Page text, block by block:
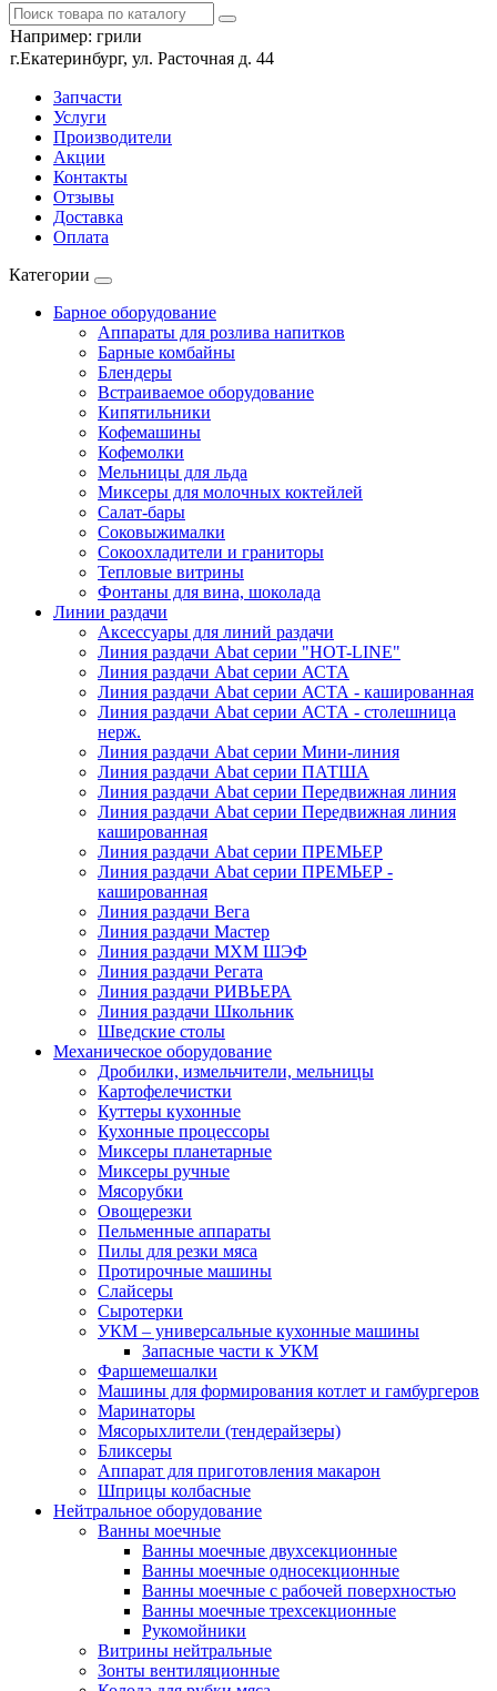
Например: грили
г.Екатеринбург, ул. Расточная д. 44
Запчасти
Услуги
Производители
Акции
Контакты
Отзывы
Доставка
Оплата
Категории
Барное оборудование
Аппараты для розлива напитков
Барные комбайны
Блендеры
Встраиваемое оборудование
Кипятильники
Кофемашины
Кофемолки
Мельницы для льда
Миксеры для молочных коктейлей
Салат-бары
Соковыжималки
Сокоохладители и граниторы
Тепловые витрины
Фонтаны для вина, шоколада
Линии раздачи
Аксессуары для линий раздачи
Линия раздачи Abat серии "HOT-LINE"
Линия раздачи Abat серии АСТА
Линия раздачи Abat серии АСТА - кашированная
Линия раздачи Abat серии АСТА - столешница
нерж.
Линия раздачи Abat серии Мини-линия
Линия раздачи Abat серии ПАТША
Линия раздачи Abat серии Передвижная линия
Линия раздачи Abat серии Передвижная линия
кашированная
Линия раздачи Abat серии ПРЕМЬЕР
Линия раздачи Abat серии ПРЕМЬЕР -
кашированная
Линия раздачи Вега
Линия раздачи Мастер
Линия раздачи МХМ ШЭФ
Линия раздачи Регата
Линия раздачи РИВЬЕРА
Линия раздачи Школьник
Шведские столы
Механическое оборудование
Дробилки, измельчители, мельницы
Картофелечистки
Куттеры кухонные
Кухонные процессоры
Миксеры планетарные
Миксеры ручные
Мясорубки
Овощерезки
Пельменные аппараты
Пилы для резки мяса
Протирочные машины
Слайсеры
Сыротерки
УКМ – универсальные кухонные машины
Запасные части к УКМ
Фаршемешалки
Машины для формирования котлет и гамбургеров
Маринаторы
Мясорыхлители (тендерайзеры)
Бликсеры
Аппарат для приготовления макарон
Шприцы колбасные
Нейтральное оборудование
Ванны моечные
Ванны моечные двухсекционные
Ванны моечные односекционные
Ванны моечные с рабочей поверхностью
Ванны моечные трехсекционные
Рукомойники
Витрины нейтральные
Зонты вентиляционные